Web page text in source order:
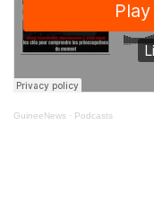
GuineeNews · Podcasts